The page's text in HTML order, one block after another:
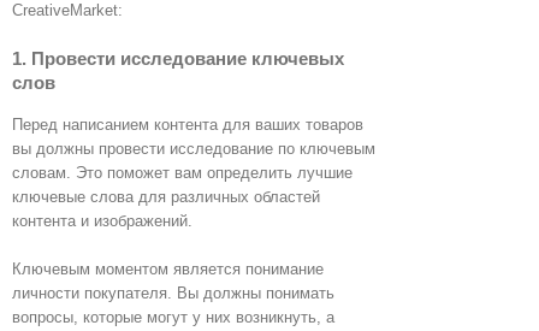
CreativeMarket:
1. Провести исследование ключевых
слов
Перед написанием контента для ваших товаров
вы должны провести исследование по ключевым
словам. Это поможет вам определить лучшие
ключевые слова для различных областей
контента и изображений.
Ключевым моментом является понимание
личности покупателя. Вы должны понимать
вопросы, которые могут у них возникнуть, а